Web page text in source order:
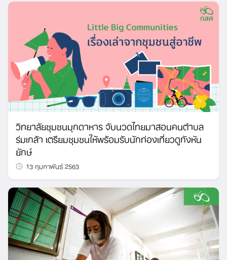
วิทยาลัยชุมชนมุกดาหาร จับนวดไทยมาสอนคนตำบล
ร่มเกล้า เตรียมชุมชนให้พร้อมรับนักท่องเที่ยวดูกังหัน
ยักษ์
13 กุมภาพันธ์ 2563